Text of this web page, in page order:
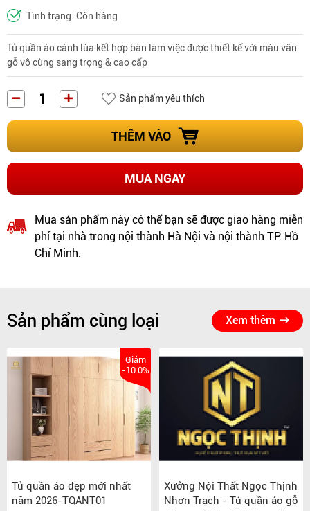
Tình trạng: Còn hàng
Tủ quần áo cánh lùa kết hợp bàn làm việc được thiết kế với màu vân
gỗ vô cùng sang trọng & cao cấp
Sản phẩm yêu thích
THÊM VÀO
MUA NGAY
Mua sản phẩm này có thể bạn sẽ được giao hàng miễn
phí tại nhà trong nội thành Hà Nội và nội thành TP. Hồ
Chí Minh.
Sản phẩm cùng loại Xem thêm
Giảm
-10.0%
Tủ quần áo đẹp mới nhất
năm 2026-TQANT01
Xưởng Nội Thất Ngọc Thịnh
Nhơn Trạch - Tủ quần áo gỗ